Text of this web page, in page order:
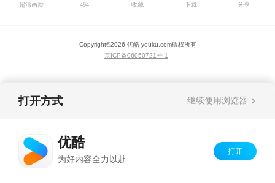
者们之间的角逐，比赛的走向又会发生哪些改变
超清画质 494 收藏 下载 分享
Copyright©2026 优酷 youku.com版权所有
京ICP备06050721号-1
打开方式 继续使用浏览器
优酷
为好内容全力以赴
打开